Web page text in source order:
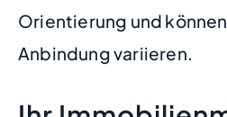
Orientierung und
Anbindung variieren.